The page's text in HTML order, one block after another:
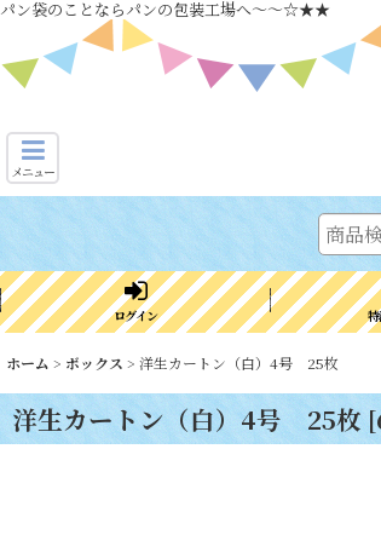
パン袋のことならパンの包装工場へ～～☆★★
メニュー
ログイン
ホーム > ボックス > 洋生カートン（白）4号 25枚
洋生カートン（白）4号 25枚 [